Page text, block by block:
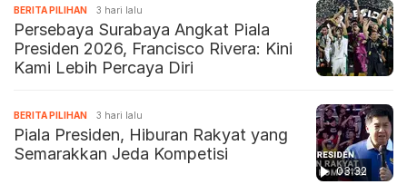
BERITA PILIHAN 3 hari lalu
Persebaya Surabaya Angkat Piala
Presiden 2026, Francisco Rivera: Kini
Kami Lebih Percaya Diri
03:32
BERITA PILIHAN 3 hari lalu
Piala Presiden, Hiburan Rakyat yang
Semarakkan Jeda Kompetisi